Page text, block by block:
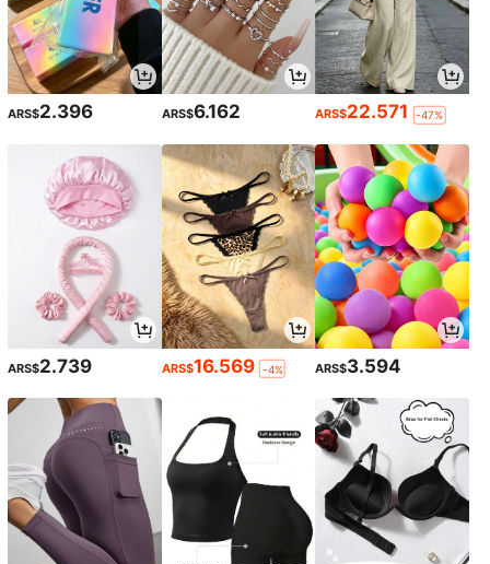
ARS$2.396 ARS$6.162 ARS$22.571 -47%
ARS$2.739 ARS$16.569 -4% ARS$3.594